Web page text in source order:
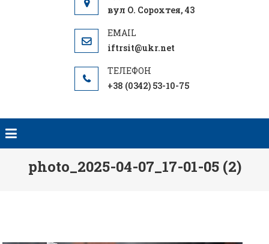
вул О. Сорохтея, 43
iftrsit@ukr.net
+38 (0342) 53-10-75
photo_2025-04-07_17-01-05 (2)